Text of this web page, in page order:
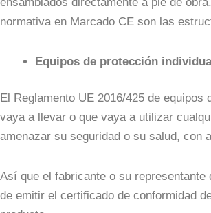
normativa en Marcado CE son las
Equipos de protección
El
Reglamento UE 2016/425 de
vaya a llevar o que vaya a utilizar
amenazar su seguridad o su salud, con
Así que el fabricante o su
de emitir el certificado de conformidad